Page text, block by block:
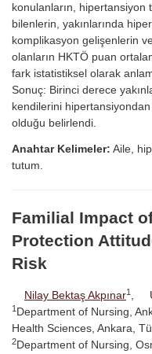
konulanların, hipertansiyon
bilenlerin, yakınlarında
komplikasyon gelişenlerin
olanların HKTÖ puan
fark istatistiksel olarak
Sonuç: Birinci derece
kendilerini
olduğu belirlendi.
Anahtar Kelimeler: Aile,
tutum.
Familial Impact
Protection
Risk
Nilay Bektaş Akpınar1 ,
1 Department of Nursing,
Health Sciences, Ankara,
2Department of Nursing,